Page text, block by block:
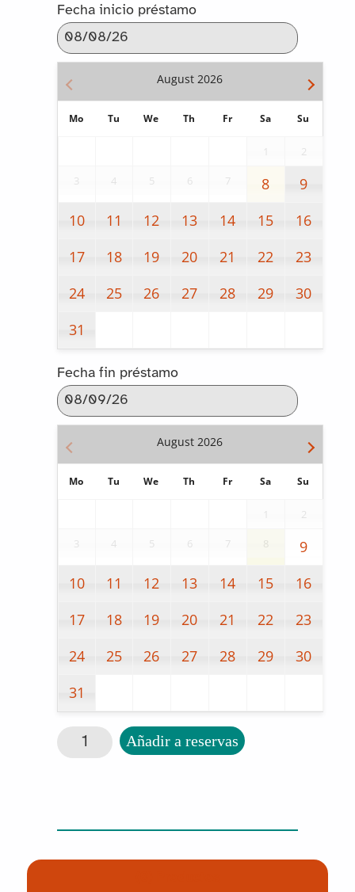
Fecha inicio préstamo
August 2026
Mo Tu We Th Fr Sa Su
2
3 4 5 6 7 8
9
10
11 12 13 14 15
16
17
18 19 20 21 22
23
24
25 26 27 28 29
30
31
Fecha fin préstamo
August 2026
Mo Tu We Th Fr Sa Su
2
3 4 5 6 7 8
9
10
11 12 13 14 15
16
17
18 19 20 21 22
23
24
25 26 27 28 29
30
31
Cierra la caja cantidad
Añadir a reservas